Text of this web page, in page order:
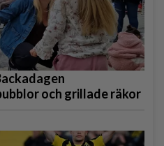
och grillade räkor